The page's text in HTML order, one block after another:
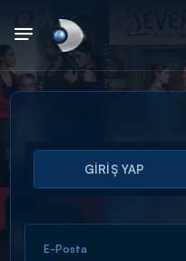
Arama
ARAMA SONUÇLARI
GİRİŞ YAP
E-Posta